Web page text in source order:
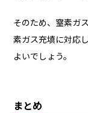
そのため、窒素ガ
素ガス充填に対応
よいでしょう。
まとめ